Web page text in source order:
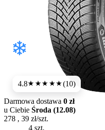
4.8★★★★★(10)
Dostępność:
Darmowa dostawa 0 zł
u Ciebie Środa (12.08)
278 , 39 zł/szt.